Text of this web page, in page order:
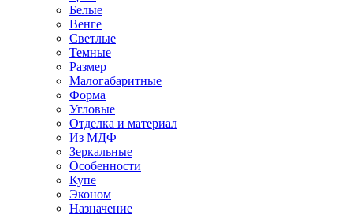
Белые
Венге
Светлые
Темные
Размер
Малогабаритные
Форма
Угловые
Отделка и материал
Из МДФ
Зеркальные
Особенности
Купе
Эконом
Назначение